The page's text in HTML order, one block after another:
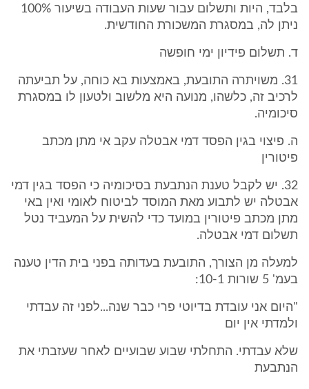
בלבד, היות ותשלום עבור שעות העבודה בשיעור 100%
ניתן לה, במסגרת המשכורת החודשית.
ד. תשלום פידיון ימי חופשה
31. משויתרה התובעת, באמצעות בא כוחה, על תביעתה
לרכיב זה, כלשהו, מנועה היא מלשוב ולטעון לו במסגרת
סיכומיה.
ה. פיצוי בגין הפסד דמי אבטלה עקב אי מתן מכתב
פיטורין
32. יש לקבל טענת הנתבעת בסיכומיה כי הפסד בגין דמי
אבטלה יש לתבוע מאת המוסד לביטוח לאומי ואין באי
מתן מכתב פיטורין במועד כדי להשית על המעביד נטל
תשלום דמי אבטלה.
למעלה מן הצורך, התובעת בעדותה בפני בית הדין טענה
בעמ' 5 שורות 10-1:
"היום אני עובדת בדיוטי פרי כבר שנה...לפני זה עבדתי
ולמדתי אין יום
שלא עבדתי. התחלתי שבוע שבועיים לאחר שעזבתי את
הנתבעת